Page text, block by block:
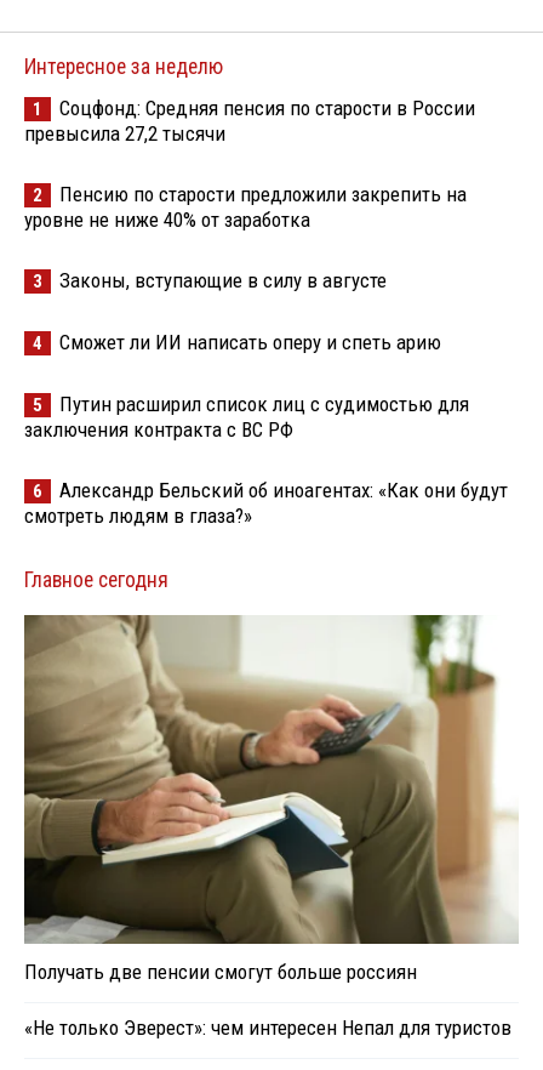
Интересное за неделю
1
Соцфонд: Средняя пенсия по старости в России
превысила 27,2 тысячи
2
Пенсию по старости предложили закрепить на
уровне не ниже 40% от заработка
3 Законы, вступающие в силу в августе
4 Сможет ли ИИ написать оперу и спеть арию
5
Путин расширил список лиц с судимостью для
заключения контракта с ВС РФ
6
Александр Бельский об иноагентах: «Как они будут
смотреть людям в глаза?»
Главное сегодня
Получать две пенсии смогут больше россиян
«Не только Эверест»: чем интересен Непал для туристов